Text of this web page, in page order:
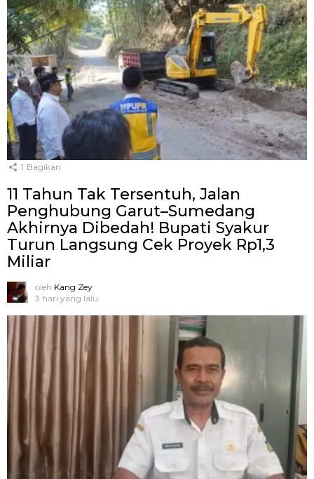
1 Bagikan
11 Tahun Tak Tersentuh, Jalan
Penghubung Garut–Sumedang
Akhirnya Dibedah! Bupati Syakur
Turun Langsung Cek Proyek Rp1,3
Miliar
oleh Kang Zey
3 hari yang lalu